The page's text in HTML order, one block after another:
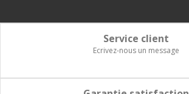
Service client
Ecrivez-nous un message